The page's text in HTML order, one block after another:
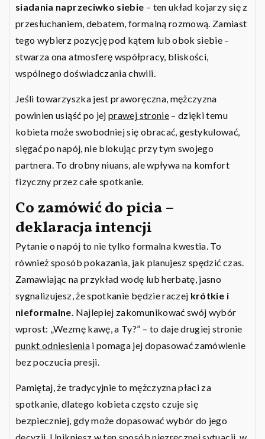
siadania naprzeciwko siebie – ten układ kojarzy się z
przesłuchaniem, debatem, formalną rozmową. Zamiast
tego wybierz pozycję pod kątem lub obok siebie –
stwarza ona atmosferę współpracy, bliskości,
wspólnego doświadczania chwili.
Jeśli towarzyszka jest praworęczna, mężczyzna
powinien usiąść po jejprawej stronie– dzięki temu
kobieta może swobodniej się obracać, gestykulować,
sięgać po napój, nie blokując przy tym swojego
partnera. To drobny niuans, ale wpływa na komfort
fizyczny przez całe spotkanie.
Co zamówić do picia –
deklaracja intencji
Pytanie o napój to nie tylko formalna kwestia. To
również sposób pokazania, jak planujesz spędzić czas.
Zamawiając na przykład wodę lub herbatę, jasno
sygnalizujesz, że spotkanie będzie raczej krótkie i
nieformalne. Najlepiej zakomunikować swój wybór
wprost: „Wezmę kawę, a Ty?” – to daje drugiej stronie
punkt odniesieniai pomaga jej dopasować zamówienie
bez poczucia presji.
Pamiętaj, że tradycyjnie to mężczyzna płaci za
spotkanie, dlatego kobieta często czuje się
bezpieczniej, gdy może dopasować wybór do jego